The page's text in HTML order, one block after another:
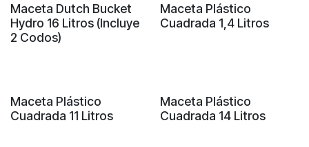
Maceta Dutch Bucket
Hydro 16 Litros (Incluye
2 Codos)
Maceta Plástico
Cuadrada 1,4 Litros
Maceta Plástico
Cuadrada 11 Litros
Maceta Plástico
Cuadrada 14 Litros